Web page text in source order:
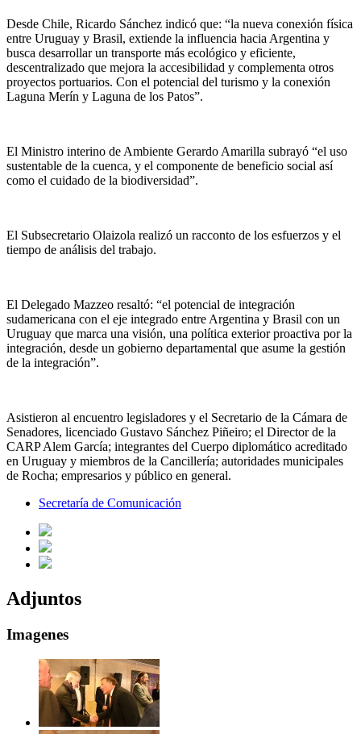
Desde Chile, Ricardo Sánchez indicó que: “la nueva conexión física
entre Uruguay y Brasil, extiende la influencia hacia Argentina y
busca desarrollar un transporte más ecológico y eficiente,
descentralizado que mejora la accesibilidad y complementa otros
proyectos portuarios. Con el potencial del turismo y la conexión
Laguna Merín y Laguna de los Patos”.
El Ministro interino de Ambiente Gerardo Amarilla subrayó “el uso
sustentable de la cuenca, y el componente de beneficio social así
como el cuidado de la biodiversidad”.
El Subsecretario Olaizola realizó un racconto de los esfuerzos y el
tiempo de análisis del trabajo.
El Delegado Mazzeo resaltó: “el potencial de integración
sudamericana con el eje integrado entre Argentina y Brasil con un
Uruguay que marca una visión, una política exterior proactiva por la
integración, desde un gobierno departamental que asume la gestión
de la integración”.
Asistieron al encuentro legisladores y el Secretario de la Cámara de
Senadores, licenciado Gustavo Sánchez Piñeiro; el Director de la
CARP Alem García; integrantes del Cuerpo diplomático acreditado
en Uruguay y miembros de la Cancillería; autoridades municipales
de Rocha; empresarios y público en general.
Secretaría de Comunicación
Adjuntos
Imagenes